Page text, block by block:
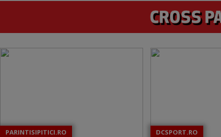
PARINTISIPITICI.RO DCSPORT.RO